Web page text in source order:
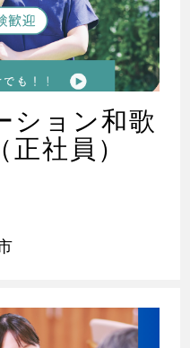
ション和歌
社員）